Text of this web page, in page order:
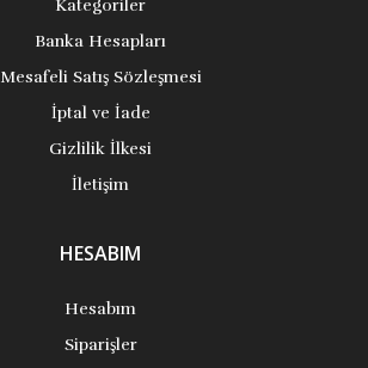
Kategoriler
Banka Hesapları
Mesafeli Satış Sözleşmesi
İptal ve İade
Gizlilik İlkesi
İletişim
HESABIM
Hesabım
Siparişler